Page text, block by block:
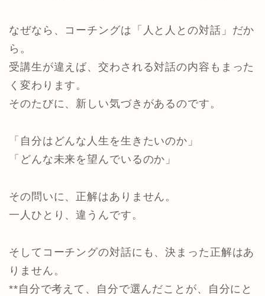
なぜなら、コーチングは「人と人との対話」だか
ら。
受講生が違えば、交わされる対話の内容もまった
く変わります。
そのたびに、新しい気づきがあるのです。
「自分はどんな人生を生きたいのか」
「どんな未来を望んでいるのか」
その問いに、正解はありません。
一人ひとり、違うんです。
そしてコーチングの対話にも、決まった正解はあ
りません。
**自分で考えて、自分で選んだことが、自分にと